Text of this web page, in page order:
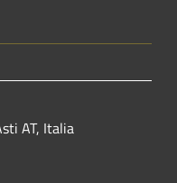
AT, Italia